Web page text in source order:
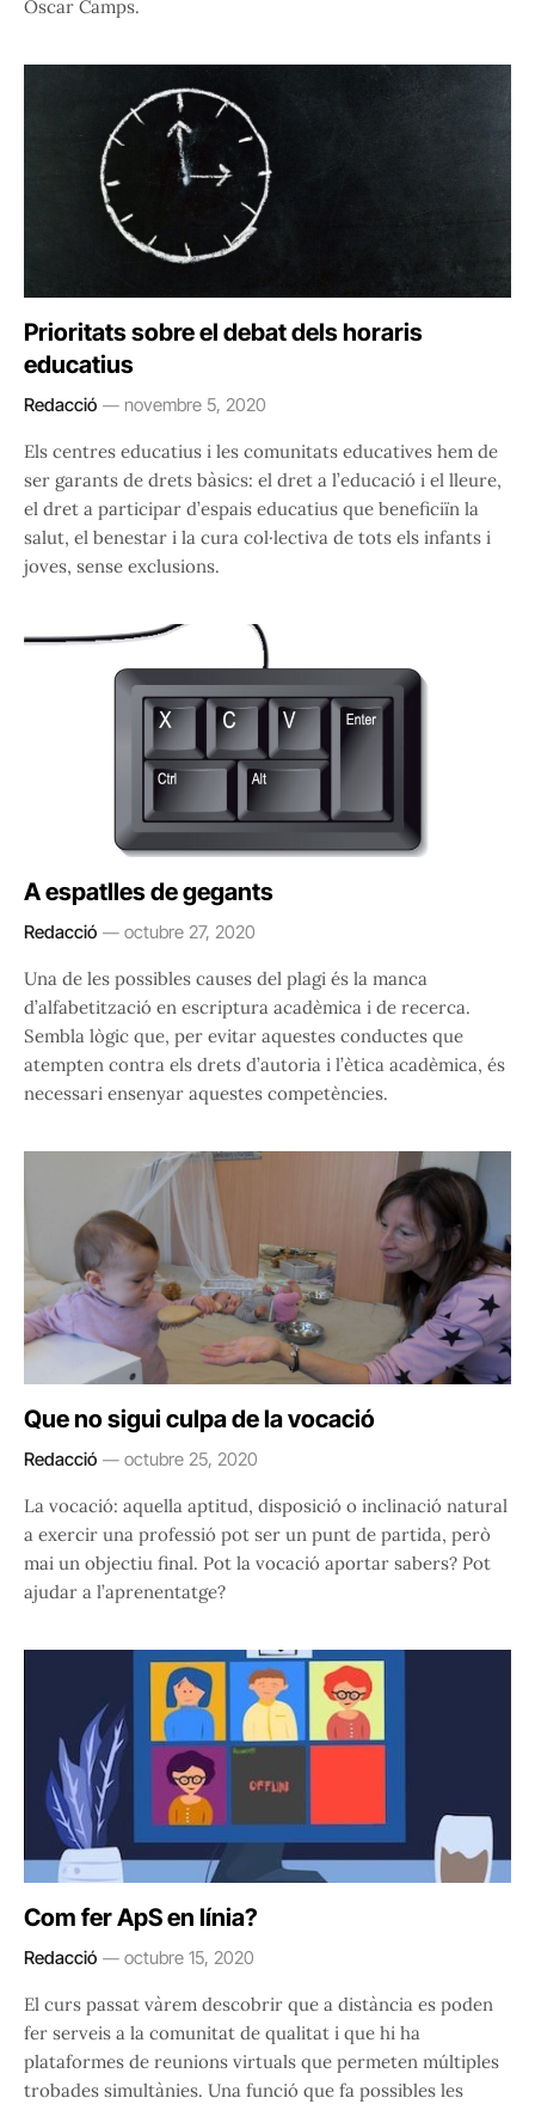
Òscar Camps.
Prioritats sobre el debat dels horaris
educatius
Redacció novembre 5, 2020
Els centres educatius i les comunitats educatives hem de
ser garants de drets bàsics: el dret a l’educació i el lleure,
el dret a participar d’espais educatius que beneficiïn la
salut, el benestar i la cura col·lectiva de tots els infants i
joves, sense exclusions.
A espatlles de gegants
Redacció octubre 27, 2020
Una de les possibles causes del plagi és la manca
d’alfabetització en escriptura acadèmica i de recerca.
Sembla lògic que, per evitar aquestes conductes que
atempten contra els drets d’autoria i l’ètica acadèmica, és
necessari ensenyar aquestes competències.
Que no sigui culpa de la vocació
Redacció octubre 25, 2020
La vocació: aquella aptitud, disposició o inclinació natural
a exercir una professió pot ser un punt de partida, però
mai un objectiu final. Pot la vocació aportar sabers? Pot
ajudar a l’aprenentatge?
Com fer ApS en línia?
Redacció octubre 15, 2020
El curs passat vàrem descobrir que a distància es poden
fer serveis a la comunitat de qualitat i que hi ha
plataformes de reunions virtuals que permeten múltiples
trobades simultànies. Una funció que fa possibles les